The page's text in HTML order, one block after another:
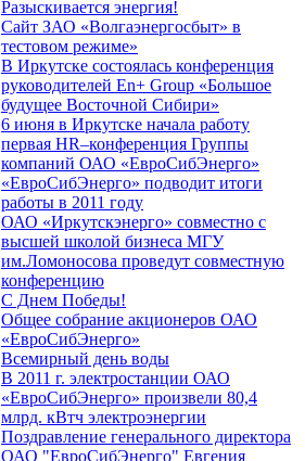
Разыскивается энергия!
Сайт ЗАО «Волгаэнергосбыт» в
тестовом режиме»
В Иркутске состоялась конференция
руководителей En+ Group «Большое
будущее Восточной Сибири»
6 июня в Иркутске начала работу
первая HR–конференция Группы
компаний ОАО «ЕвроСибЭнерго»
«ЕвроСибЭнерго» подводит итоги
работы в 2011 году
ОАО «Иркутскэнерго» совместно с
высшей школой бизнеса МГУ
им.Ломоносова проведут совместную
конференцию
С Днем Победы!
Общее собрание акционеров ОАО
«ЕвроСибЭнерго»
Всемирный день воды
В 2011 г. электростанции ОАО
«ЕвроСибЭнерго» произвели 80,4
млрд. кВтч электроэнергии
Поздравление генерального директора
ОАО "ЕвроСибЭнерго" Евгения